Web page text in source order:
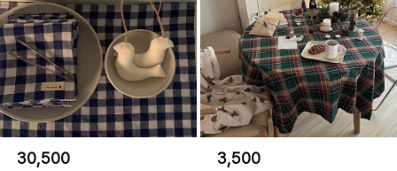
30,500 3,500